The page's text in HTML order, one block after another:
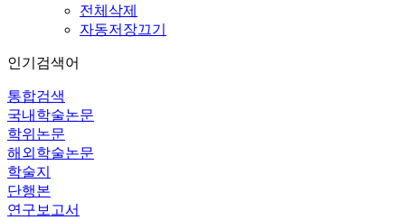
전체삭제
자동저장끄기
인기검색어
통합검색
국내학술논문
학위논문
해외학술논문
학술지
단행본
연구보고서